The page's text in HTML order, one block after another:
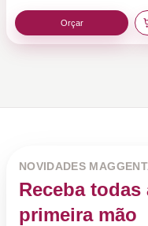
Orçar
NOVIDADES
Receba
primeira mão